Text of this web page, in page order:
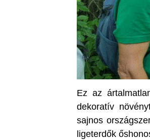
Ez az
dekoratív
sajnos
ligeterdők